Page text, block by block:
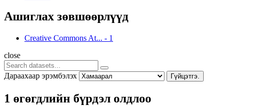
Ашиглах зөвшөөрлүүд
Creative Commons At... - 1
close
Дараахаар эрэмбэлэх Гүйцэтгэ.
1 өгөгдлийн бүрдэл олдлоо